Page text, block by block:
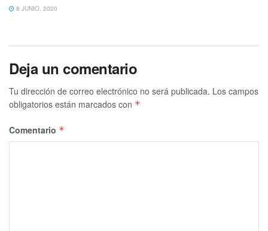
8 JUNIO, 2020
Deja un comentario
Tu dirección de correo electrónico no será publicada. Los campos
obligatorios están marcados con *
Comentario *